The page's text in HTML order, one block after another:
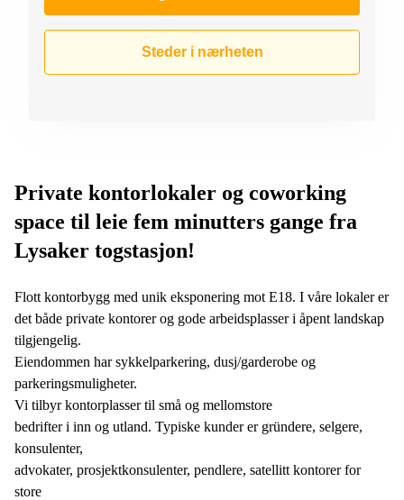
Steder i nærheten
Private kontorlokaler og coworking
space til leie fem minutters gange fra
Lysaker togstasjon!
Flott kontorbygg med unik eksponering mot E18. I våre lokaler er
det både private kontorer og gode arbeidsplasser i åpent landskap
tilgjengelig.
Eiendommen har sykkelparkering, dusj/garderobe og
parkeringsmuligheter.
Vi tilbyr kontorplasser til små og mellomstore
bedrifter i inn og utland. Typiske kunder er gründere, selgere,
konsulenter,
advokater, prosjektkonsulenter, pendlere, satellitt kontorer for
store